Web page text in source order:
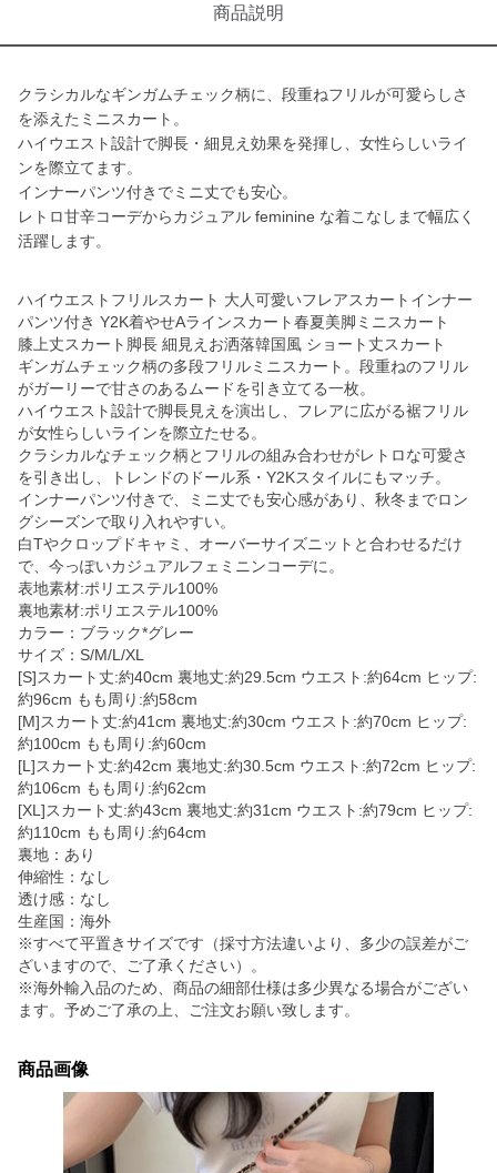
商品説明
クラシカルなギンガムチェック柄に、段重ねフリルが可愛らしさ
を添えたミニスカート。
ハイウエスト設計で脚長・細見え効果を発揮し、女性らしいライ
ンを際立てます。
インナーパンツ付きでミニ丈でも安心。
レトロ甘辛コーデからカジュアル feminine な着こなしまで幅広く
活躍します。
ハイウエストフリルスカート 大人可愛いフレアスカートインナー
パンツ付き Y2K着やせAラインスカート春夏美脚ミニスカート
膝上丈スカート脚長 細見えお洒落韓国風 ショート丈スカート
ギンガムチェック柄の多段フリルミニスカート。段重ねのフリル
がガーリーで甘さのあるムードを引き立てる一枚。
ハイウエスト設計で脚長見えを演出し、フレアに広がる裾フリル
が女性らしいラインを際立たせる。
クラシカルなチェック柄とフリルの組み合わせがレトロな可愛さ
を引き出し、トレンドのドール系・Y2Kスタイルにもマッチ。
インナーパンツ付きで、ミニ丈でも安心感があり、秋冬までロン
グシーズンで取り入れやすい。
白Tやクロップドキャミ、オーバーサイズニットと合わせるだけ
で、今っぽいカジュアルフェミニンコーデに。
表地素材:ポリエステル100%
裏地素材:ポリエステル100%
カラー：ブラック*グレー
サイズ：S/M/L/XL
[S]スカート丈:約40cm 裏地丈:約29.5cm ウエスト:約64cm ヒップ:
約96cm もも周り:約58cm
[M]スカート丈:約41cm 裏地丈:約30cm ウエスト:約70cm ヒップ:
約100cm もも周り:約60cm
[L]スカート丈:約42cm 裏地丈:約30.5cm ウエスト:約72cm ヒップ:
約106cm もも周り:約62cm
[XL]スカート丈:約43cm 裏地丈:約31cm ウエスト:約79cm ヒップ:
約110cm もも周り:約64cm
裏地：あり
伸縮性：なし
透け感：なし
生産国：海外
※すべて平置きサイズです（採寸方法違いより、多少の誤差がご
ざいますので、ご了承ください）。
※海外輸入品のため、商品の細部仕様は多少異なる場合がござい
ます。予めご了承の上、ご注文お願い致します。
商品画像